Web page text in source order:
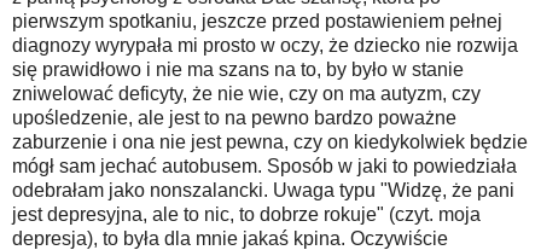
pierwszym spotkaniu, jeszcze przed postawieniem pełnej
diagnozy wyrypała mi prosto w oczy, że dziecko nie rozwija
się prawidłowo i nie ma szans na to, by było w stanie
zniwelować deficyty, że nie wie, czy on ma autyzm, czy
upośledzenie, ale jest to na pewno bardzo poważne
zaburzenie i ona nie jest pewna, czy on kiedykolwiek będzie
mógł sam jechać autobusem. Sposób w jaki to powiedziała
odebrałam jako nonszalancki. Uwaga typu "Widzę, że pani
jest depresyjna, ale to nic, to dobrze rokuje" (czyt. moja
depresja), to była dla mnie jakaś kpina. Oczywiście